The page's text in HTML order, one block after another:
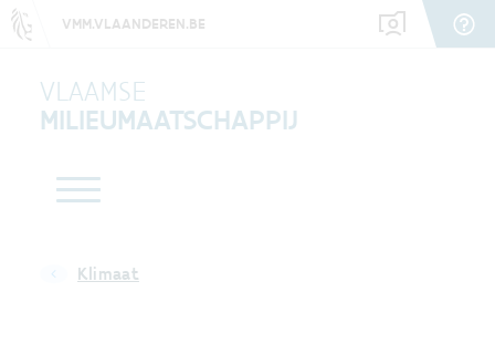
VMM.VLAANDEREN.BE
VLAAMSE
MILIEUMAATSCHAPPIJ
Klimaat